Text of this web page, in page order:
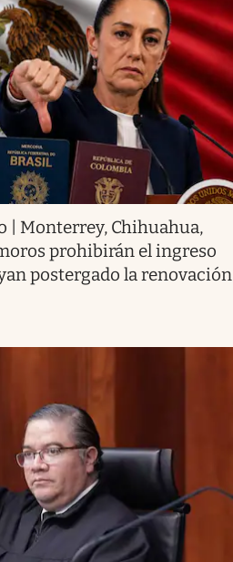
| Monterrey, Chihuahua,
prohibirán el ingreso
postergado la renovación